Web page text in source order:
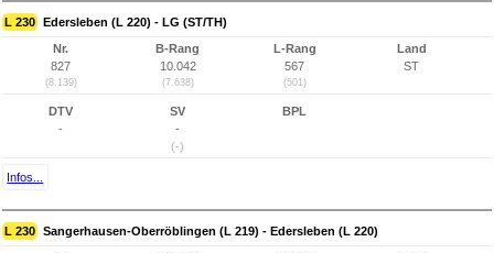
L 230 Edersleben (L 220) - LG (ST/TH)
Nr.
827
(8.139)
B-Rang
10.042
(7.638)
L-Rang
567
(501)
Land
ST
DTV
-
SV
-
(-)
BPL
Infos...
L 230 Sangerhausen-Oberröblingen (L 219) - Edersleben (L 220)